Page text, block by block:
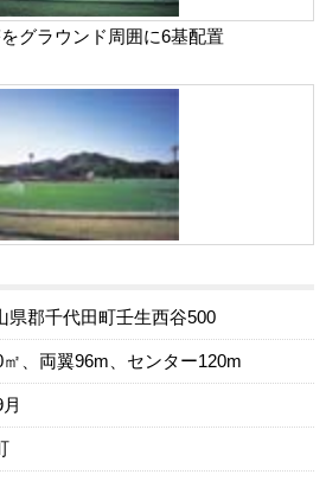
グラウンド周囲に6基配置
県郡千代田町壬生西谷500
㎡、両翼96m、センター120m